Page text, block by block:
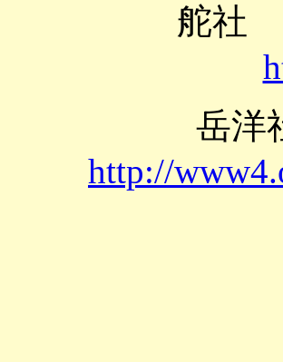
舵
岳
http://